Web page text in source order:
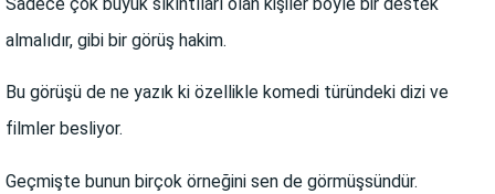
almalıdır, gibi bir görüş hakim.
Bu görüşü de ne yazık ki özellikle komedi türündeki dizi ve
filmler besliyor.
Geçmişte bunun birçok örneğini sen de görmüşsündür.